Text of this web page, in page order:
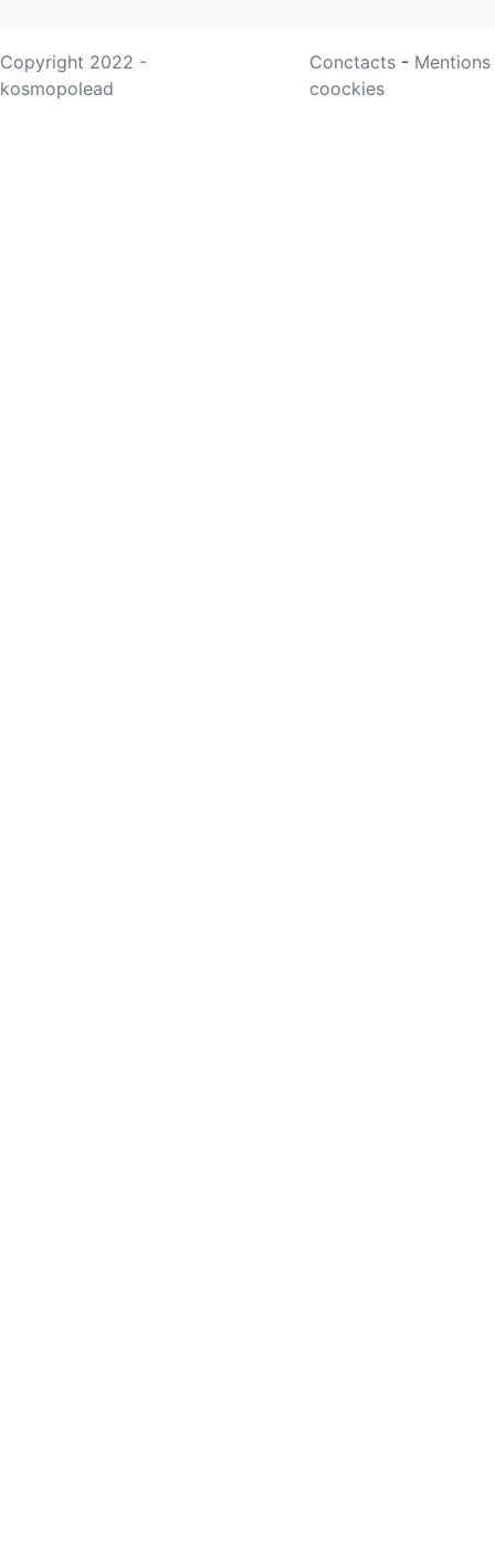
Copyright 2022 -
kosmopolead
Conctacts -
coockies